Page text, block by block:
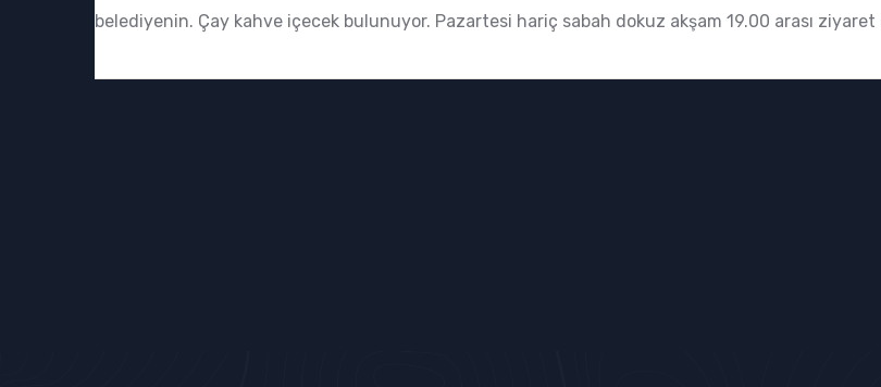
belediyenin. Çay kahve içecek bulunuyor. Pazartesi hariç sabah dokuz akşam 19.00 arası